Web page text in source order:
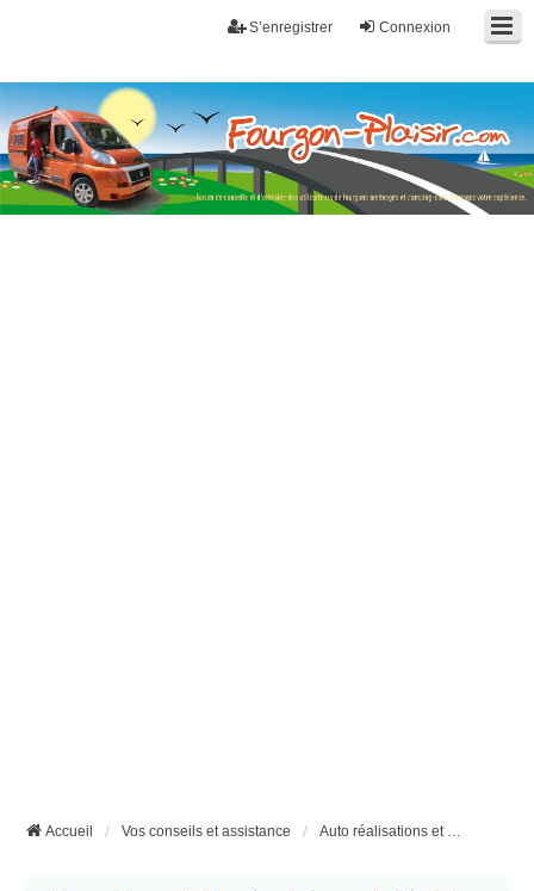
Connexion
S’enregistrer
Fourgon-plaisir.com
Forum de conseils et d'entraide des utilisateurs de fourgons, fourgons
aménagés, vans et de camping-car. Partagez votre expérience.
Accueil Vos conseils et assistance Auto réalisations et bricolages divers